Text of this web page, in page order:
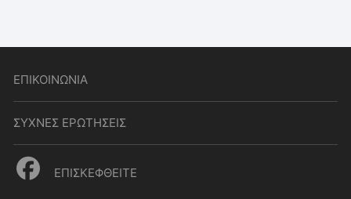
ΕΠΙΚΟΙΝΩΝΙΑ
ΣΥΧΝΕΣ ΕΡΩΤΗΣΕΙΣ
ΕΠΙΣΚΕΦΘΕΙΤΕ